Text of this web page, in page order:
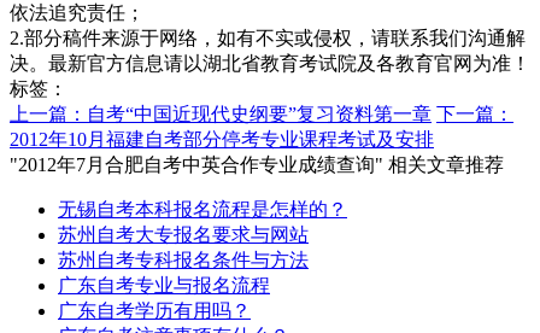
依法追究责任；
2.部分稿件来源于网络，如有不实或侵权，请联系我们沟通解
决。最新官方信息请以湖北省教育考试院及各教育官网为准！
标签：
上一篇：自考“中国近现代史纲要”复习资料第一章 下一篇：
2012年10月福建自考部分停考专业课程考试及安排
"2012年7月合肥自考中英合作专业成绩查询" 相关文章推荐
无锡自考本科报名流程是怎样的？
苏州自考大专报名要求与网站
苏州自考专科报名条件与方法
广东自考专业与报名流程
广东自考学历有用吗？